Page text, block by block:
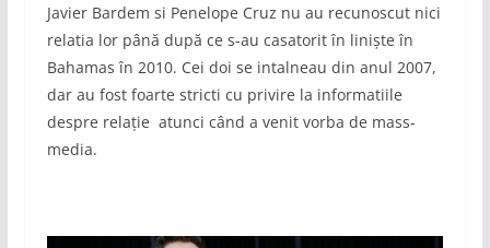
Javier Bardem si Penelope Cruz nu au recunoscut nici
relatia lor până după ce s-au casatorit în liniște în
Bahamas în 2010. Cei doi se intalneau din anul 2007,
dar au fost foarte stricti cu privire la informatiile
despre relație atunci când a venit vorba de mass-
media.